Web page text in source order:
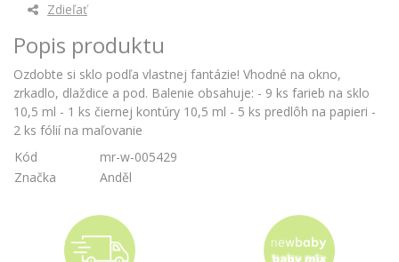
Zdieľať
Popis produktu
Ozdobte si sklo podľa vlastnej fantázie! Vhodné na okno,
zrkadlo, dlaždice a pod. Balenie obsahuje: - 9 ks farieb na sklo
10,5 ml - 1 ks čiernej kontúry 10,5 ml - 5 ks predlôh na papieri -
2 ks fólií na maľovanie
Kód
mr-w-005429
Značka
Anděl